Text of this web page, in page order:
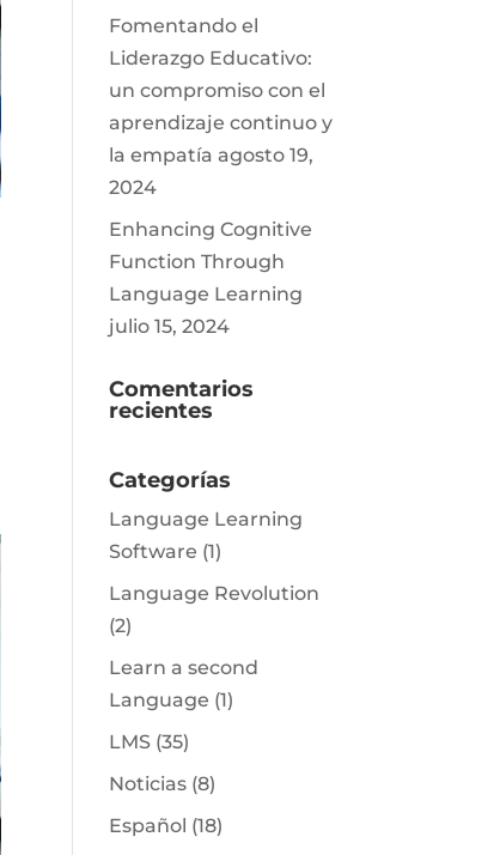
Fomentando el
Liderazgo Educativo:
un compromiso con el
aprendizaje continuo y
la empatía agosto 19,
2024
Enhancing Cognitive
Function Through
Language Learning
julio 15, 2024
Comentarios
recientes
Categorías
Language Learning
Software (1)
Language Revolution
(2)
Learn a second
Language (1)
LMS(35)
Noticias(8)
Español (18)